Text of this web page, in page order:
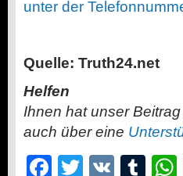
unter der
Quelle: Truth24.net
Helfen
Ihnen hat unser
auch über eine
Facebook
Twitter
VK